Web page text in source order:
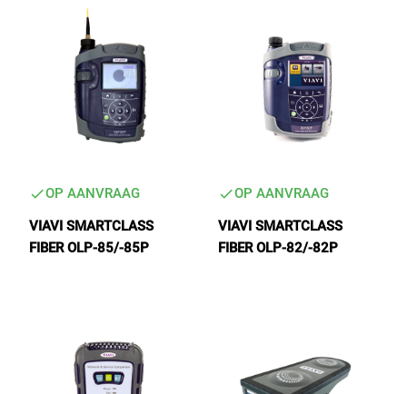
OP AANVRAAG
VIAVI SMARTCLASS
FIBER OLP-85/-85P
OP AANVRAAG
VIAVI SMARTCLASS
FIBER OLP-82/-82P